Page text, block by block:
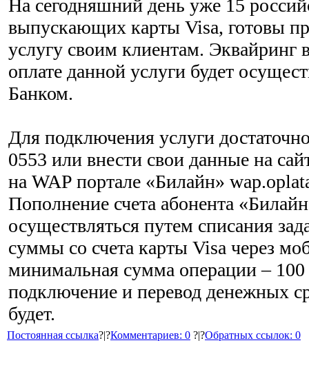
На сегодняшний день уже 15
выпускающих карты Visa, готовы
услугу своим клиентам. Эквайринг
оплате данной услуги будет
Банком.
Для подключения услуги
0553 или внести свои данные на
на WAP портале «Билайн»
Пополнение счета абонента
осуществляться путем списания
суммы со счета карты Visa через
минимальная сумма операции – 100
подключение и перевод денежных
будет.
Постоянная ссылка?|?Комментариев: 0 ?|?Обратных ссылок: 0